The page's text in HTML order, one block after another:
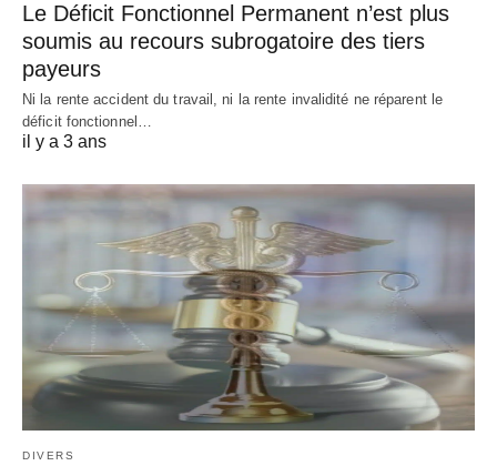
Le Déficit Fonctionnel Permanent n’est plus
soumis au recours subrogatoire des tiers
payeurs
Ni la rente accident du travail, ni la rente invalidité ne réparent le
déficit fonctionnel…
il y a 3 ans
DIVERS